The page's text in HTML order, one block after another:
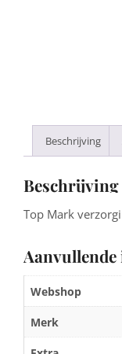
Beschrijving
Beschrijving
Top Mark
Webshop
Merk